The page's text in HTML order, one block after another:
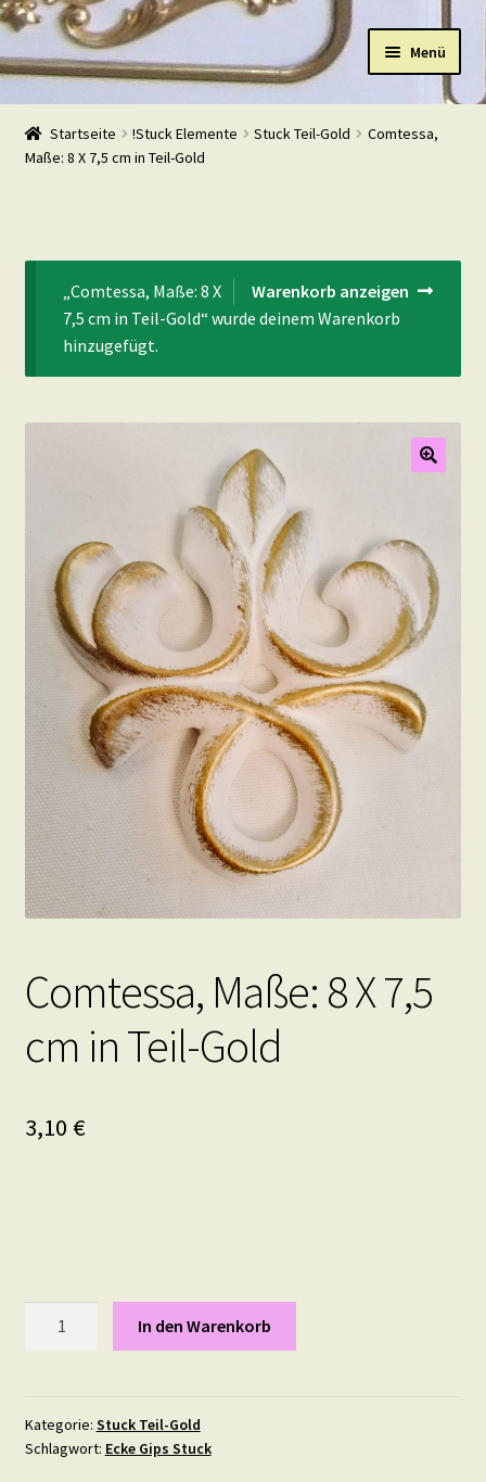
Navigation
Zum
Inhalt
Menü
Start
Shop
Startseite !Stuck Elemente Stuck Teil-Gold
Comtessa,
Maße: 8 X 7,5 cm in Teil-Gold
Warenkorb anzeigen
„Comtessa, Maße: 8 X
7,5 cm in Teil-Gold“ wurde deinem Warenkorb
hinzugefügt.
Comtessa, Maße: 8 X 7,5
cm in Teil-Gold
3,10 €
7,5
cm
In den Warenkorb
Kategorie: Stuck Teil-Gold
Schlagwort: Ecke Gips Stuck